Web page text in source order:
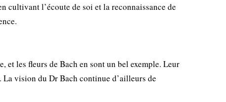
cultivant l’écoute de soi et la reconnaissance de
et les fleurs de Bach en sont un bel exemple. Leur
vision du Dr Bach continue d’ailleurs de